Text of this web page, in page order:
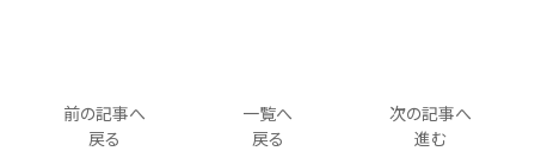
一覧へ
戻る
前の記事へ
戻る
次の記事へ
進む